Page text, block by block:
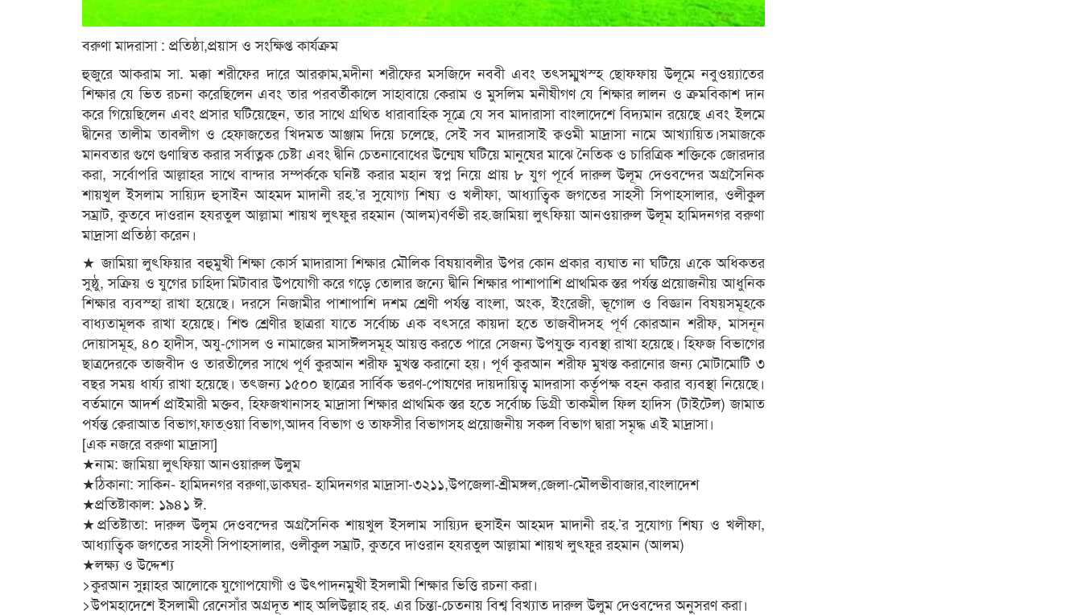
বরুণা মাদরাসা : প্রতিষ্ঠা,প্রয়াস ও সংক্ষিপ্ত কার্যক্রম
হুজুরে আকরাম সা. মক্কা শরীফের দারে আরক্বাম,মদীনা শরীফের মসজিদে নববী এবং তৎসম্মুখস্হ ছোফফায় উলূমে নবুওয়্যাতের
শিক্ষার যে ভিত রচনা করেছিলেন এবং তার পরবর্তীকালে সাহাবায়ে কেরাম ও মুসলিম মনীষীগণ যে শিক্ষার লালন ও ক্রমবিকাশ দান
করে গিয়েছিলেন এবং প্রসার ঘটিয়েছেন, তার সাথে গ্রথিত ধারাবাহিক সূত্রে যে সব মাদারাসা বাংলাদেশে বিদ্যমান রয়েছে এবং ইলমে
দ্বীনের তালীম তাবলীগ ও হেফাজতের খিদমত আঞ্জাম দিয়ে চলেছে, সেই সব মাদরাসাই ক্বওমী মাদ্রাসা নামে আখ্যায়িত।সমাজকে
মানবতার গুণে গুণান্বিত করার সর্বাত্নক চেষ্টা এবং দ্বীনি চেতনাবোধের উন্মেষ ঘটিয়ে মানুষের মাঝে নৈতিক ও চারিত্রিক শক্তিকে জোরদার
করা, সর্বোপরি আল্লাহর সাথে বান্দার সম্পর্ককে ঘনিষ্ট করার মহান স্বপ্ন নিয়ে প্রায় ৮ যুগ পূর্বে দারুল উলূম দেওবন্দের অগ্রসৈনিক
শায়খুল ইসলাম সায়্যিদ হুসাইন আহমদ মাদানী রহ.’র সুযোগ্য শিষ্য ও খলীফা, আধ্যাত্বিক জগতের সাহসী সিপাহ্সালার, ওলীকুল
সম্রাট, কুতবে দাওরান হযরতুল আল্লামা শায়খ লুৎফুর রহমান (আলম)বর্ণভী রহ.জামিয়া লুৎফিয়া আনওয়ারুল উলূম হামিদনগর বরুণা
মাদ্রাসা প্রতিষ্ঠা করেন।
★ জামিয়া লুৎফিয়ার বহুমুখী শিক্ষা কোর্স মাদারাসা শিক্ষার মৌলিক বিষয়াবলীর উপর কোন প্রকার ব্যঘাত না ঘটিয়ে একে অধিকতর
সুষ্ঠু, সক্রিয় ও যুগের চাহিদা মিটাবার উপযোগী করে গড়ে তোলার জন্যে দ্বীনি শিক্ষার পাশাপাশি প্রাথমিক স্তর পর্যন্ত প্রয়োজনীয় আধুনিক
শিক্ষার ব্যবস্হা রাখা হয়েছে। দরসে নিজামীর পাশাপাশি দশম শ্রেণী পর্যন্ত বাংলা, অংক, ইংরেজী, ভূগোল ও বিজ্ঞান বিষয়সমূহকে
বাধ্যতামূলক রাখা হয়েছে। শিশু শ্রেণীর ছাত্ররা যাতে সর্বোচ্চ এক বৎসরে কায়দা হতে তাজবীদসহ পূর্ণ কোরআন শরীফ, মাসনূন
দোয়াসমূহ, ৪০ হাদীস, অযু-গোসল ও নামাজের মাসাঈলসমূহ আয়ত্ত করতে পারে সেজন্য উপযুক্ত ব্যবস্থা রাখা হয়েছে। হিফজ বিভাগের
ছাত্রদেরকে তাজবীদ ও তারতীলের সাথে পূর্ণ কুরআন শরীফ মুখস্ত করানো হয়। পূর্ণ কুরআন শরীফ মুখস্ত করানোর জন্য মোটামোটি ৩
বছর সময় ধার্য্য রাখা হয়েছে। তৎজন্য ১৫০০ ছাত্রের সার্বিক ভরণ-পোষণের দায়দায়িত্ব মাদরাসা কর্তৃপক্ষ বহন করার ব্যবস্থা নিয়েছে।
বর্তমানে আদর্শ প্রাইমারী মক্তব, হিফজখানাসহ মাদ্রাসা শিক্ষার প্রাথমিক স্তর হতে সর্বোচ্চ ডিগ্রী তাকমীল ফিল হাদিস (টাইটেল) জামাত
পর্যন্ত ক্বেরাআত বিভাগ,ফাত্ওয়া বিভাগ,আদব বিভাগ ও তাফসীর বিভাগসহ প্রয়োজনীয় সকল বিভাগ দ্বারা সমৃদ্ধ এই মাদ্রাসা।
[এক নজরে বরুণা মাদ্রাসা]
★নাম: জামিয়া লুৎফিয়া আনওয়ারুল উলুম
★ঠিকানা: সাকিন- হামিদনগর বরুণা,ডাকঘর- হামিদনগর মাদ্রাসা-৩২১১,উপজেলা-শ্রীমঙ্গল,জেলা-মৌলভীবাজার,বাংলাদেশ
★প্রতিষ্টাকাল: ১৯৪১ ঈ.
★প্রতিষ্টাতা: দারুল উলূম দেওবন্দের অগ্রসৈনিক শায়খুল ইসলাম সায়্যিদ হুসাইন আহমদ মাদানী রহ.’র সুযোগ্য শিষ্য ও খলীফা,
আধ্যাত্বিক জগতের সাহসী সিপাহ্সালার, ওলীকুল সম্রাট, কুতবে দাওরান হযরতুল আল্লামা শায়খ লুৎফুর রহমান (আলম)
★লক্ষ্য ও উদ্দেশ্য
‌>কুরআন সুন্নাহর আলোকে যুগোপযোগী ও উৎপাদনমুখী ইসলামী শিক্ষার ভিত্তি রচনা করা।
>উপমহাদেশে ইসলামী রেনেসাঁর অগ্রদূত শাহ অলিউল্লাহ রহ. এর চিন্তা-চেতনায় বিশ্ব বিখ্যাত দারুল উলুম দেওবন্দের অনুসরণ করা।